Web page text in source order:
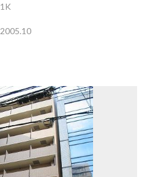
1K
2005.10